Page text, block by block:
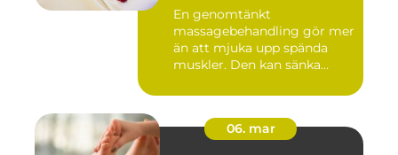
En genomtänkt
massagebehandling gör mer
än att mjuka upp spända
muskler. Den kan sänka
06. mar